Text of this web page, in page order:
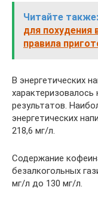
Читайте также:
для похудения
правила
В энергетических
результатов.
энергетических
218,6 мг/л.
Содержание
безалкогольных
мг/л до 130 мг/л.